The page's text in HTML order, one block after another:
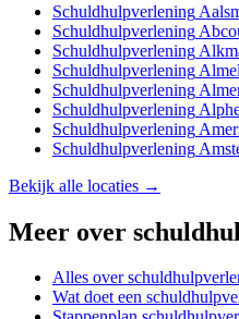
Schuldhulpverlening
Schuldhulpverlening
Schuldhulpverlening
Schuldhulpverlening
Schuldhulpverlening
Schuldhulpverlening
Schuldhulpverlening
Schuldhulpverlening
Bekijk alle locaties →
Meer over
Alles over
Wat doet een